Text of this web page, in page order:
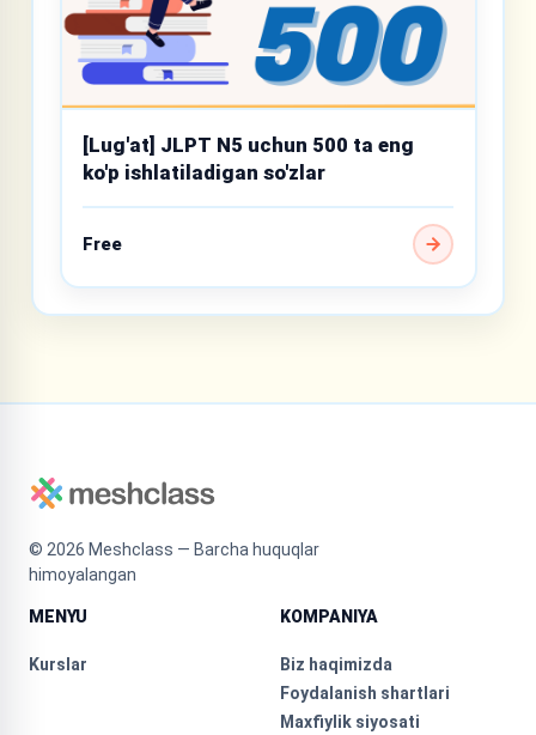
[Lug'at] JLPT N5 uchun 500 ta eng
ko'p ishlatiladigan so'zlar
Free
© 2026 Meshclass — Barcha huquqlar
himoyalangan
MENYU
Kurslar
KOMPANIYA
Biz haqimizda
Foydalanish shartlari
Maxfiylik siyosati